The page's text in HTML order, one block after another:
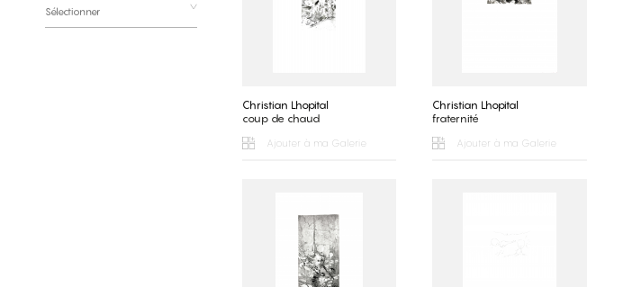
Christian Lhopital
coup de chaud
Ajouter à ma Galerie
Christian Lhopital
fraternité
Ajouter à ma Galerie